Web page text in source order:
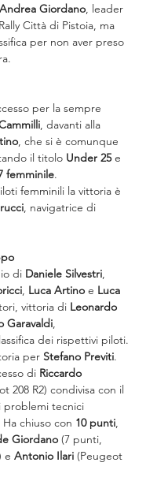
Andrea Giordano, leader
Città di Pistoia, ma
per non aver preso
per la sempre
, davanti alla
, che si è comunque
il titolo Under 25 e
femminile.
femminili la vittoria è
, navigatrice di
di Daniele Silvestri,
, Luca Artino e Luca
vittoria di Leonardo
Garavaldi,
dei rispettivi piloti.
per Stefano Previti.
di Riccardo
208 R2) condivisa con il
problemi tecnici
chiuso con 10 punti,
Giordano (7 punti,
e Antonio Ilari (Peugeot